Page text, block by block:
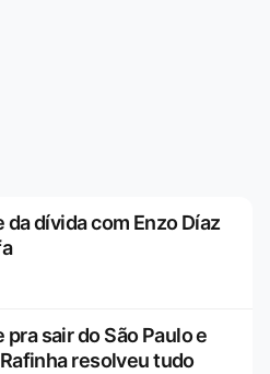
dívida com Enzo Díaz
sair do São Paulo e
resolveu tudo